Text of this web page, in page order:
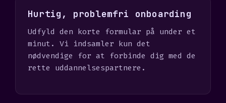
Hurtig, problemfri onboarding
Udfyld den korte formular på under et
minut. Vi indsamler kun det
nødvendige for at forbinde dig med de
rette uddannelsespartnere.